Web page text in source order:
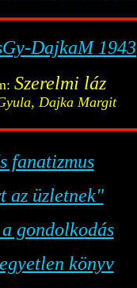
DajkaM 1943
Szerelmi láz
Dajka Margit
fanatizmus
az üzletnek"
gondolkodás
könyv